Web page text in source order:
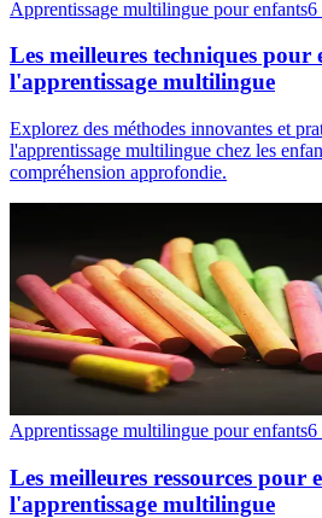
Apprentissage multilingue pour enfants6
Les meilleures techniques pour
l'apprentissage multilingue
Explorez des méthodes innovantes et
l'apprentissage multilingue chez les
compréhension approfondie.
Apprentissage multilingue pour enfants6
Les meilleures ressources pour
l'apprentissage multilingue